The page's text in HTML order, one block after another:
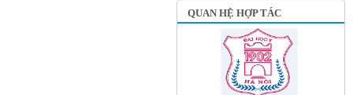
QUAN HỆ HỢP TÁC